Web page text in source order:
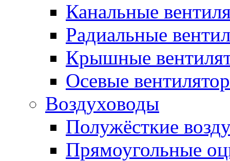
Канальные
Радиальные
Крышные
Осевые
Воздуховоды
Полужёсткие
Прямоугольные